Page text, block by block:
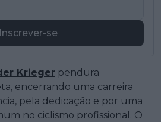
Inscrever-se
Krieger pendura
encerrando uma carreira
pela dedicação e por uma
no ciclismo profissional. O